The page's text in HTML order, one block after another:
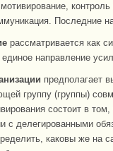
Последние
рассматривается как
единое направление
предполагает
группу (группы)
состоит в
с делегированными
каковы же на